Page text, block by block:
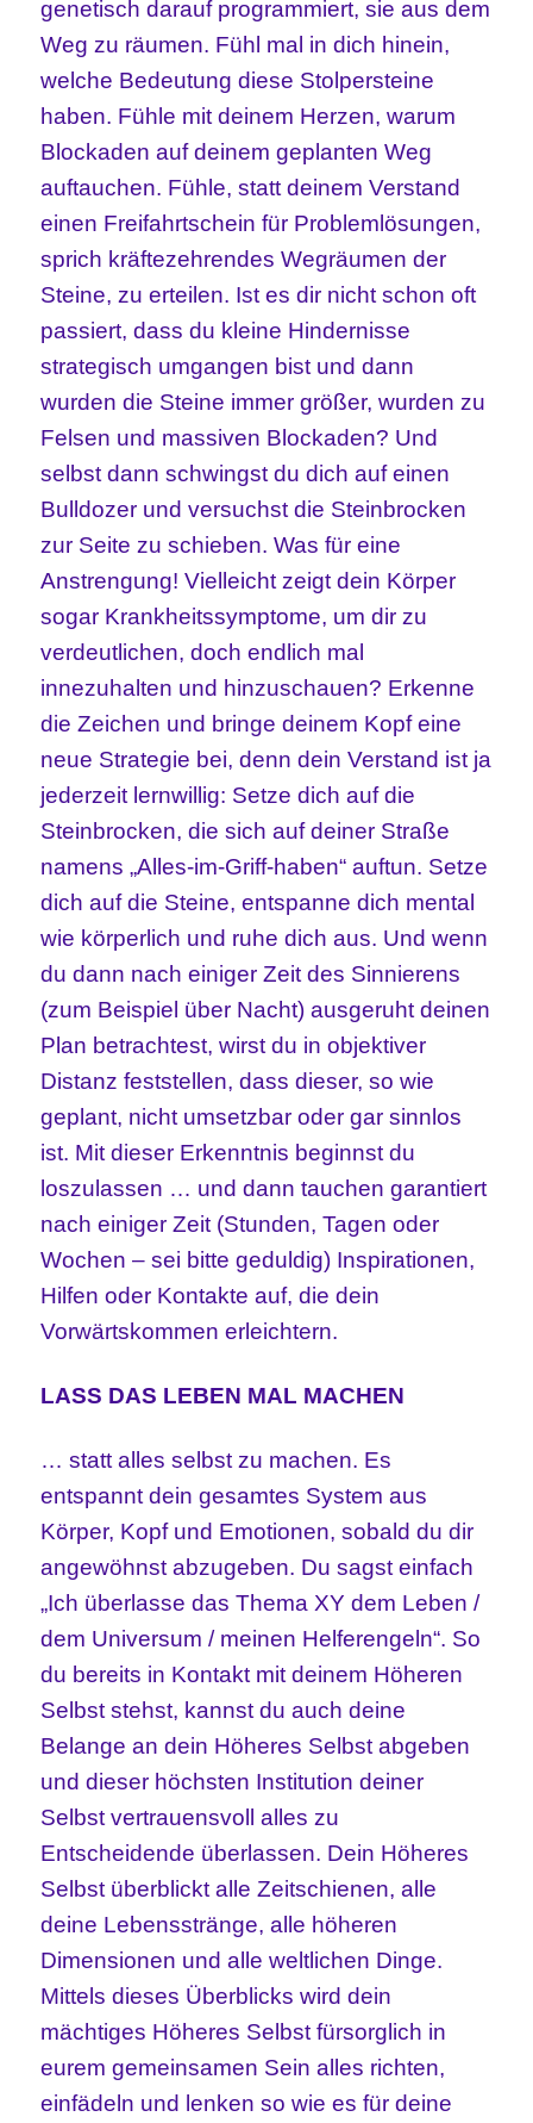
genetisch darauf programmiert, sie aus dem
Weg zu räumen. Fühl mal in dich hinein,
welche Bedeutung diese Stolpersteine
haben. Fühle mit deinem Herzen, warum
Blockaden auf deinem geplanten Weg
auftauchen. Fühle, statt deinem Verstand
einen Freifahrtschein für Problemlösungen,
sprich kräftezehrendes Wegräumen der
Steine, zu erteilen. Ist es dir nicht schon oft
passiert, dass du kleine Hindernisse
strategisch umgangen bist und dann
wurden die Steine immer größer, wurden zu
Felsen und massiven Blockaden? Und
selbst dann schwingst du dich auf einen
Bulldozer und versuchst die Steinbrocken
zur Seite zu schieben. Was für eine
Anstrengung! Vielleicht zeigt dein Körper
sogar Krankheitssymptome, um dir zu
verdeutlichen, doch endlich mal
innezuhalten und hinzuschauen? Erkenne
die Zeichen und bringe deinem Kopf eine
neue Strategie bei, denn dein Verstand ist ja
jederzeit lernwillig: Setze dich auf die
Steinbrocken, die sich auf deiner Straße
namens „Alles-im-Griff-haben“ auftun. Setze
dich auf die Steine, entspanne dich mental
wie körperlich und ruhe dich aus. Und wenn
du dann nach einiger Zeit des Sinnierens
(zum Beispiel über Nacht) ausgeruht deinen
Plan betrachtest, wirst du in objektiver
Distanz feststellen, dass dieser, so wie
geplant, nicht umsetzbar oder gar sinnlos
ist. Mit dieser Erkenntnis beginnst du
loszulassen … und dann tauchen garantiert
nach einiger Zeit (Stunden, Tagen oder
Wochen – sei bitte geduldig) Inspirationen,
Hilfen oder Kontakte auf, die dein
Vorwärtskommen erleichtern.
LASS DAS LEBEN MAL MACHEN
… statt alles selbst zu machen. Es
entspannt dein gesamtes System aus
Körper, Kopf und Emotionen, sobald du dir
angewöhnst abzugeben. Du sagst einfach
„Ich überlasse das Thema XY dem Leben /
dem Universum / meinen Helferengeln“. So
du bereits in Kontakt mit deinem Höheren
Selbst stehst, kannst du auch deine
Belange an dein Höheres Selbst abgeben
und dieser höchsten Institution deiner
Selbst vertrauensvoll alles zu
Entscheidende überlassen. Dein Höheres
Selbst überblickt alle Zeitschienen, alle
deine Lebensstränge, alle höheren
Dimensionen und alle weltlichen Dinge.
Mittels dieses Überblicks wird dein
mächtiges Höheres Selbst fürsorglich in
eurem gemeinsamen Sein alles richten,
einfädeln und lenken so wie es für deine